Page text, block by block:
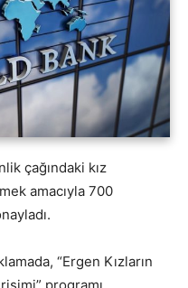
çağındaki kız
amacıyla 700
“Ergen Kızların